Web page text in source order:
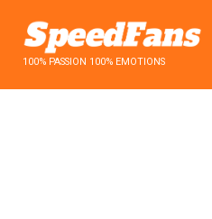
contenu100% PASSION 100% EMOTIONS